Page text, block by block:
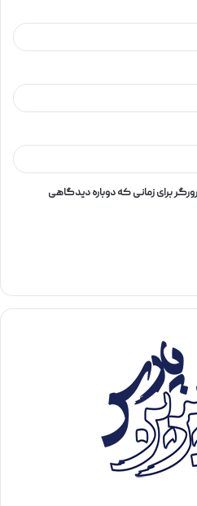
برای زمانی که دوباره دیدگاهی